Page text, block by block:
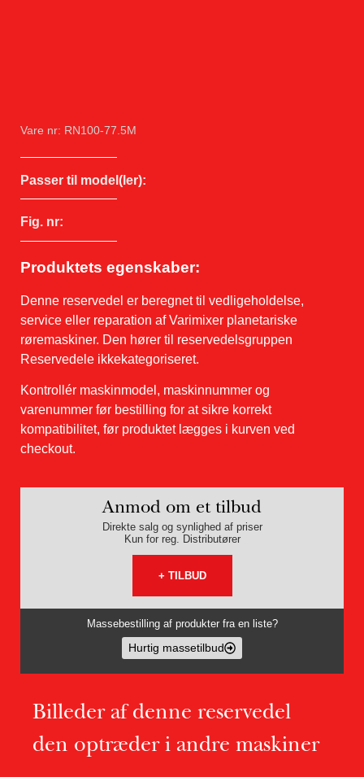
Vare nr: RN100-77.5M
Passer til model(ler):
Fig. nr:
Produktets egenskaber:
Denne reservedel er beregnet til vedligeholdelse,
service eller reparation af Varimixer planetariske
røremaskiner. Den hører til reservedelsgruppen
Reservedele ikkekategoriseret.
Kontrollér maskinmodel, maskinnummer og
varenummer før bestilling for at sikre korrekt
kompatibilitet, før produktet lægges i kurven ved
checkout.
Anmod om et tilbud
Direkte salg og synlighed af priser
Kun for reg. Distributører
+ TILBUD
Massebestilling af produkter fra en liste?
Hurtig massetilbud
Billeder af denne reservedel
den optræder i andre maskiner